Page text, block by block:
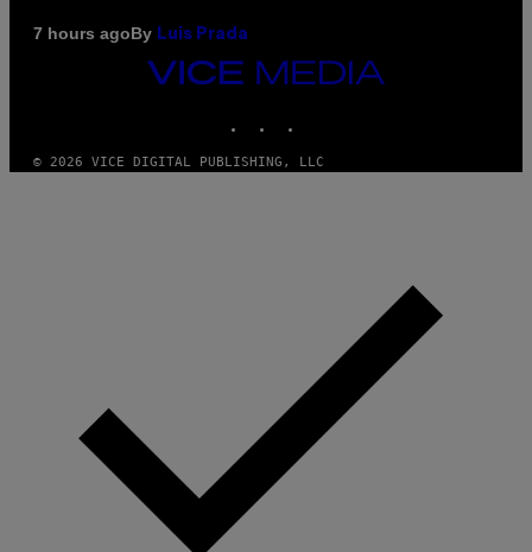
7 hours agoBy Luis Prada
VICE
MEDIA
© 2026 VICE DIGITAL PUBLISHING, LLC